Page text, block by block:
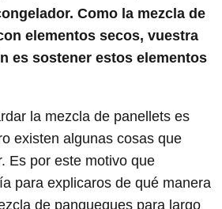
Como la mezcla de
elementos secos, vuestra
es sostener estos elementos
la mezcla de panellets es
existen algunas cosas que
Es por este motivo que
para explicaros de qué manera
de panqueques para largo